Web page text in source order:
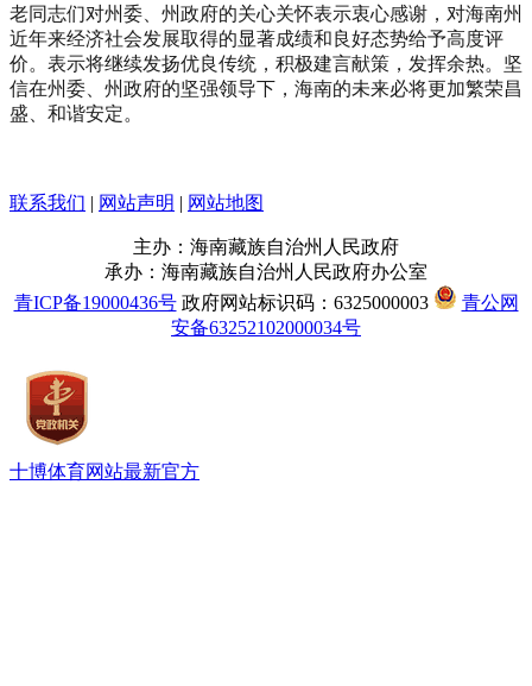
老同志们对州委 州政府的关心关怀表示衷心感谢，对海南州
近年来经济社会发展取得的显著成绩和良好态势给予高度评
价。表示将继续发扬优良传统，积极建言献策 ， 发挥余热。 坚
信在州委
州政府的坚强领导下，海南的未来必将更加繁荣昌
盛、和谐安定。
联系我们 | 网站声明 | 网站地图
主办：海南藏族自治州人民政府
承办：海南藏族自治州人民政府办公室
青ICP备19000436号政府网站标识码：6325000003
青公网
安备63252102000034号
十博体育网站最新官方